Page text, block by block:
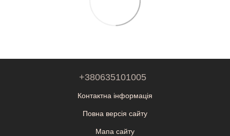
+380635101005
Контактна інформація
Повна версія сайту
Мапа сайту